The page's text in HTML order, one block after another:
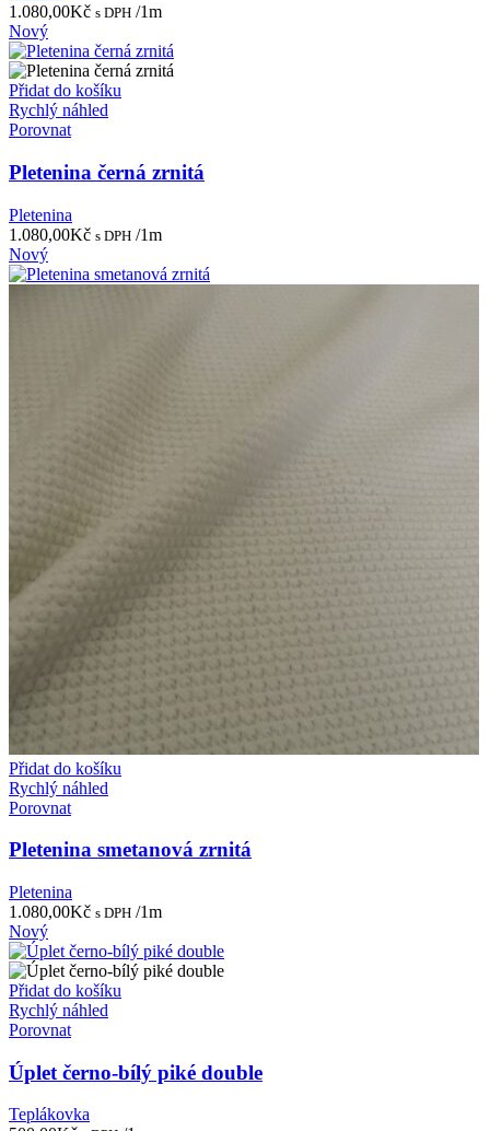
1.080,00Kč s DPH /1m
Nový
Přidat do košíku
Rychlý náhled
Porovnat
Pletenina černá zrnitá
Pletenina
1.080,00Kč s DPH /1m
Nový
Přidat do košíku
Rychlý náhled
Porovnat
Pletenina smetanová zrnitá
Pletenina
1.080,00Kč s DPH /1m
Nový
Přidat do košíku
Rychlý náhled
Porovnat
Úplet černo-bílý piké double
Teplákovka